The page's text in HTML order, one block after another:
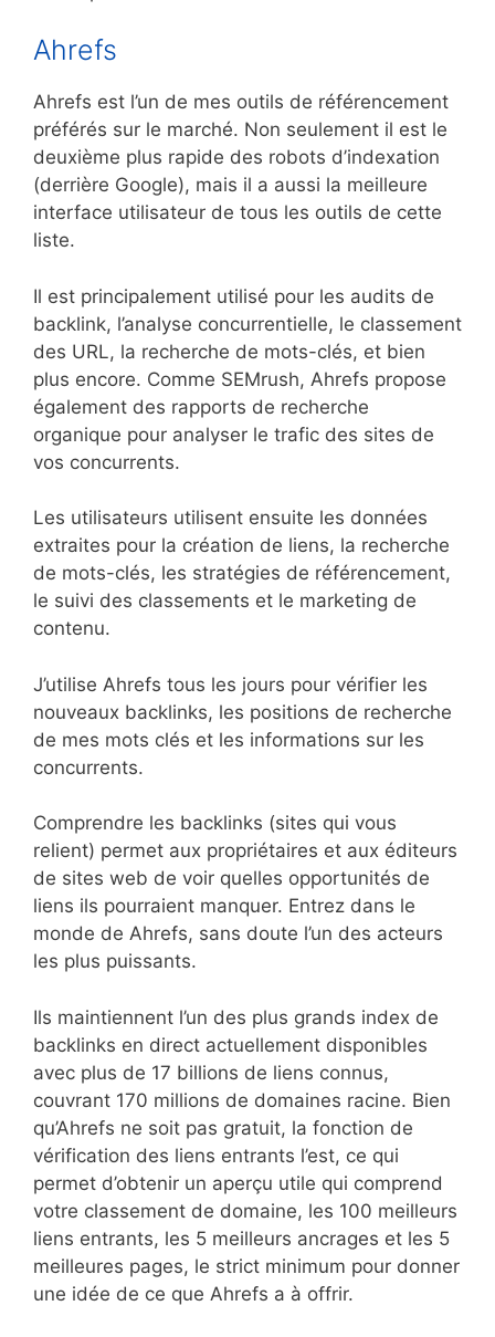
Ahrefs
Ahrefs est l’un de mes outils de référencement
préférés sur le marché. Non seulement il est le
deuxième plus rapide des robots d’indexation
(derrière Google), mais il a aussi la meilleure
interface utilisateur de tous les outils de cette
liste.
Il est principalement utilisé pour les audits de
backlink, l’analyse concurrentielle, le classement
des URL, la recherche de mots-clés, et bien
plus encore. Comme SEMrush, Ahrefs propose
également des rapports de recherche
organique pour analyser le trafic des sites de
vos concurrents.
Les utilisateurs utilisent ensuite les données
extraites pour la création de liens, la recherche
de mots-clés, les stratégies de référencement,
le suivi des classements et le marketing de
contenu.
J’utilise Ahrefs tous les jours pour vérifier les
nouveaux backlinks, les positions de recherche
de mes mots clés et les informations sur les
concurrents.
Comprendre les backlinks (sites qui vous
relient) permet aux propriétaires et aux éditeurs
de sites web de voir quelles opportunités de
liens ils pourraient manquer. Entrez dans le
monde de Ahrefs, sans doute l’un des acteurs
les plus puissants.
Ils maintiennent l’un des plus grands index de
backlinks en direct actuellement disponibles
avec plus de 17 billions de liens connus,
couvrant 170 millions de domaines racine. Bien
qu’Ahrefs ne soit pas gratuit, la fonction de
vérification des liens entrants l’est, ce qui
permet d’obtenir un aperçu utile qui comprend
votre classement de domaine, les 100 meilleurs
liens entrants, les 5 meilleurs ancrages et les 5
meilleures pages, le strict minimum pour donner
une idée de ce que Ahrefs a à offrir.